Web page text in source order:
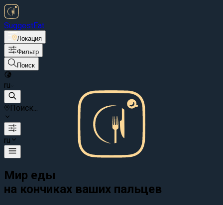
SuggestEat
Локация
Фильтр
Поиск
ru
Поиск...
ru
Мир еды
на кончиках ваших пальцев